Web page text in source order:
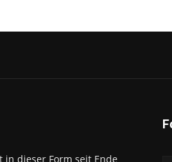
dieser Form seit Ende